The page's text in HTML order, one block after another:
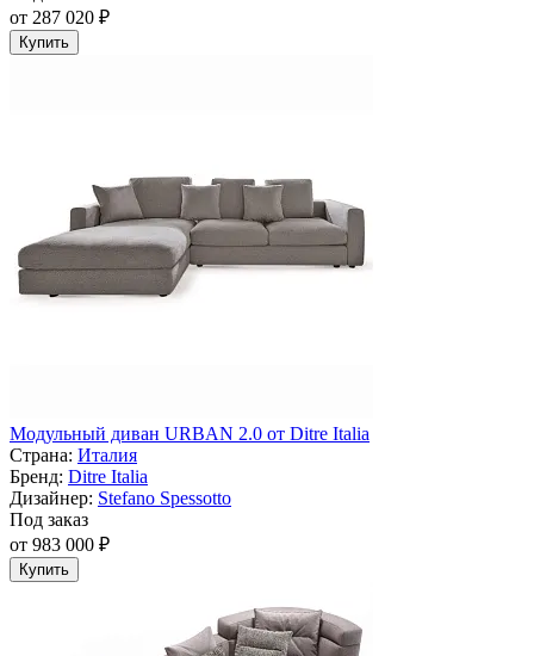
от 287 020 ₽
Купить
Модульный диван URBAN 2.0 от Ditre Italia
Страна: Италия
Бренд: Ditre Italia
Дизайнер: Stefano Spessotto
Под заказ
от 983 000 ₽
Купить